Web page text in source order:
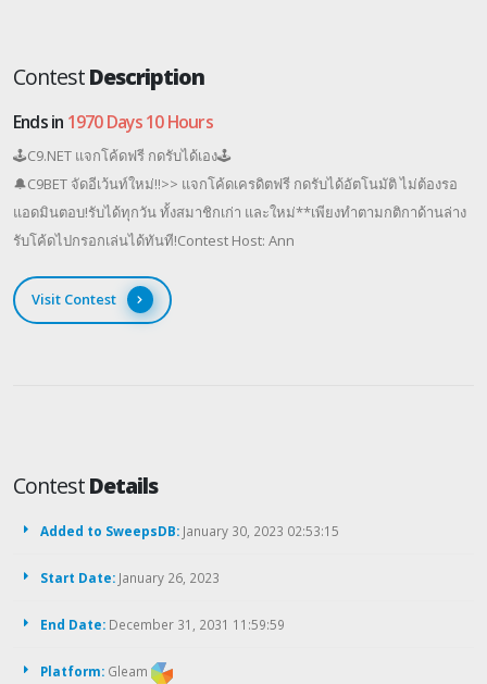
ContestDescription
Ends in 1970 Days 10 Hours
🕹️C9.NET แจกโค้ดฟรี กดรับได้เอง🕹️
🔔C 9B ET จัดอีเว้นท์ใหม่!!>> แจกโค้ดเครดิตฟรี กดรับได้อัตโนมัติ ไม่ต้องรอ
แอดมินตอบ!รับได้ทุกวัน ทั้งสมาชิกเก่า และใหม่**เพียงทำตามกติกาด้านล่าง
รับโค้ดไปกรอกเล่นได้ทันที!Contest Host: Ann
Visit Contest
ContestDetails
Added to SweepsDB: January 30, 2023 02:53:15
Start Date: January 26, 2023
End Date: December 31, 2031 11:59:59
Platform: Gleam